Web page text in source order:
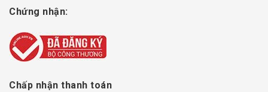
Chứng nhận:
Chấp nhận thanh toán